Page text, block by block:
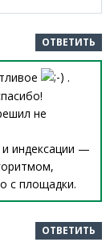
ОТВЕТИТЬ
.
не
индексации —
с площадки.
ОТВЕТИТЬ